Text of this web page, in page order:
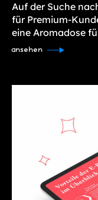
Auf der Suche
für Premium-
eine Aromadose
ansehen